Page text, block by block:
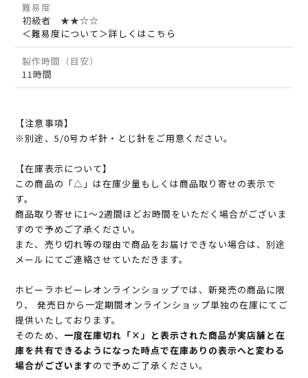
難易度
初級者 ★★☆☆
＜難易度について＞詳しくはこちら
製作時間（目安）
11時間
【注意事項】
※別途、5/0号カギ針・とじ針をご用意ください。
【在庫表示について】
この商品の「△」は在庫少量もしくは商品取り寄せの表示で
す。
商品取り寄せに1～2週間ほどお時間をいただく場合がございま
すので予めご了承ください。
また、売り切れ等の理由で商品をお届けできない場合は、別途
メールにてご連絡させていただきます。
ホビーラホビーレオンラインショップでは、新発売の商品に限
り、 発売日から一定期間オンラインショップ単独の在庫にてご
提供いたしております。
そのため、 一度在庫切れ「×」と表示された商品が実店舗と在
庫を共有できるようになった時点で在庫ありの表示へと変わる
場合がございますので予めご了承ください。